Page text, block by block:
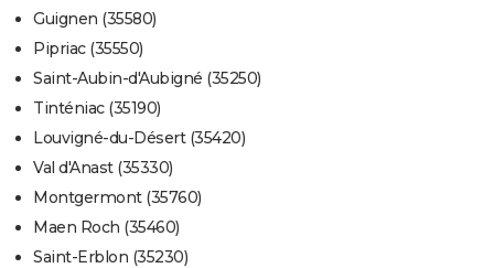
Guignen (35580)
Pipriac (35550)
Saint-Aubin-d'Aubigné (35250)
Tinténiac (35190)
Louvigné-du-Désert (35420)
Val d'Anast (35330)
Montgermont (35760)
Maen Roch (35460)
Saint-Erblon (35230)